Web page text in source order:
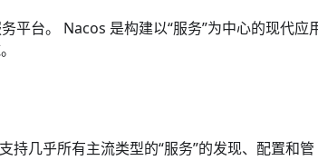
平台。 Nacos 是构建以“服务”为中心的现代应
几乎所有主流类型的“服务”的发现、配置和管